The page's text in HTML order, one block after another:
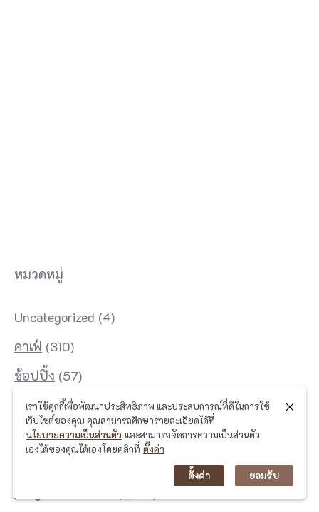
หมวดหมู่
Uncategorized (4)
คาเฟ่ (310)
ช้อปปิ้ง (57)
ดูดวง(2)
ท่องเที่ยว(1,014)
เราใช้คุกกี้เพื่อพัฒนาประสิทธิภาพ และประสบการณ์ที่ดีในการใช้
เว็บไซต์ของคุณ คุณสามารถศึกษารายละเอียดได้ที่
นโยบายความเป็นส่วนตัว และสามารถจัดการความเป็นส่วนตัว
เองได้ของคุณได้เองโดยคลิกที่ ตั้งค่า
ตั้งค่า ยอมรับ